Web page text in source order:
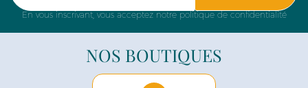
En vous inscrivant, vous acceptez notre politique de confidentialité
NOS BOUTIQUES